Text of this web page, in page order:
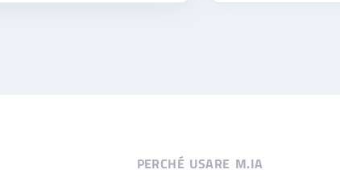
PERCHÉ USARE M.IA